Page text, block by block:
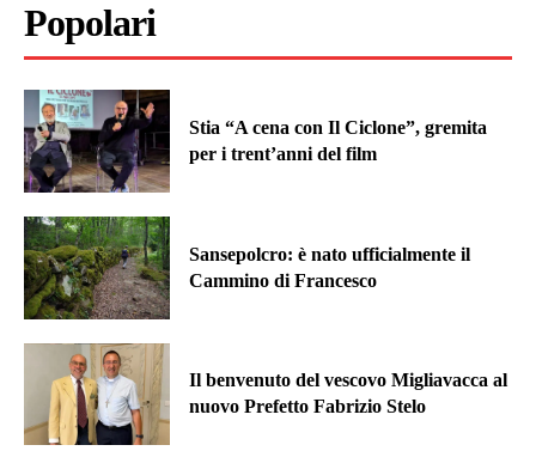
Popolari
Stia “A cena con Il Ciclone”, gremita
per i trent’anni del film
Sansepolcro: è nato ufficialmente il
Cammino di Francesco
Il benvenuto del vescovo Migliavacca al
nuovo Prefetto Fabrizio Stelo